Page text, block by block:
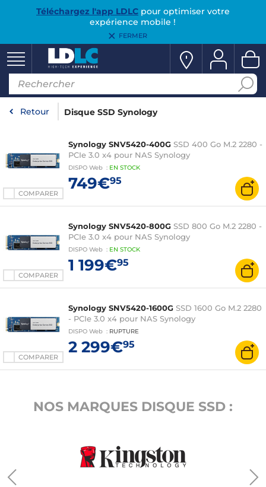
Téléchargez l'app LDLCpour optimiser votre
expérience mobile !
FERMER
Retour Disque SSD Synology
COMPARER
Synology SNV5420-400G SSD 400 Go M.2 2280 -
PCIe 3.0 x4 pour NAS Synology
DISPO Web : EN STOCK
749€95
COMPARER
Synology SNV5420-800G SSD 800 Go M.2 2280 -
PCIe 3.0 x4 pour NAS Synology
DISPO Web : EN STOCK
1 199€95
COMPARER
Synology SNV5420-1600G SSD 1600 Go M.2 2280
- PCIe 3.0 x4 pour NAS Synology
DISPO Web : RUPTURE
2 299€95
NOS MARQUES DISQUE SSD :